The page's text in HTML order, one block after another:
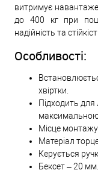
витримує
до 400 кг при
надійність та
Особливості:
хвіртки.
Підходить для
максимальною
Місце
Матеріал
Керується
Бексет – 20 мм.